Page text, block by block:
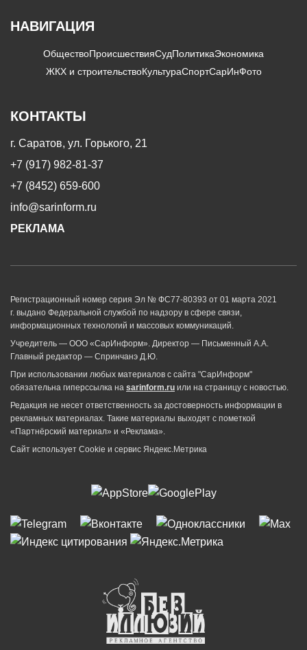
НАВИГАЦИЯ
ОбществоПроисшествияСудПолитикаЭкономика
ЖКХ и строительствоКультураСпортСарИнФото
КОНТАКТЫ
г. Саратов, ул. Горького, 21
+7 (917) 982-81-37
+7 (8452) 659-600
info@sarinform.ru
РЕКЛАМА
Регистрационный номер серия Эл № ФС77-80393 от 01 марта 2021
г. выдано Федеральной службой по надзору в сфере связи,
информационных технологий и массовых коммуникаций.
Учредитель — ООО «СарИнформ». Директор — Письменный А.А.
Главный редактор — Спринчанэ Д.Ю.
При использовании любых материалов с сайта "СарИнформ"
обязательна гиперссылка на sarinform.ru или на страницу с новостью.
Редакция не несет ответственность за достоверность информации в
рекламных материалах. Такие материалы выходят с пометкой
«Партнёрский материал» и «Реклама».
Сайт использует Cookie и сервиc Яндекс.Метрика